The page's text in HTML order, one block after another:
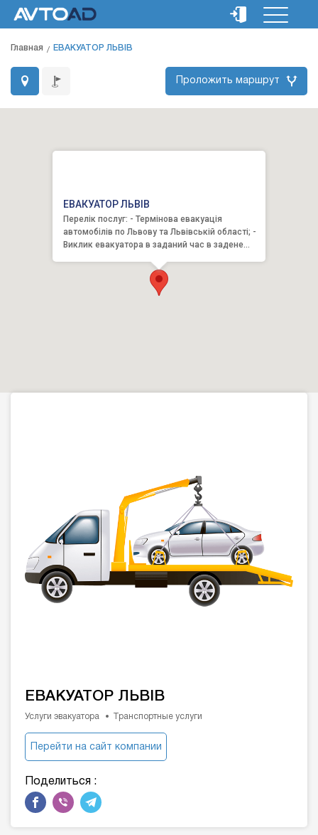
Главная ЕВАКУАТОР ЛЬВІВ
Проложить маршрут
ЕВАКУАТОР ЛЬВІВ
Перелік послуг: - Термінова евакуація
автомобілів по Львову та Львівській області; -
Виклик евакуатора в заданий час в задене
ЕВАКУАТОР ЛЬВІВ
Услуги эвакуатора Транспортные услуги
Перейти на сайт компании
Поделиться :